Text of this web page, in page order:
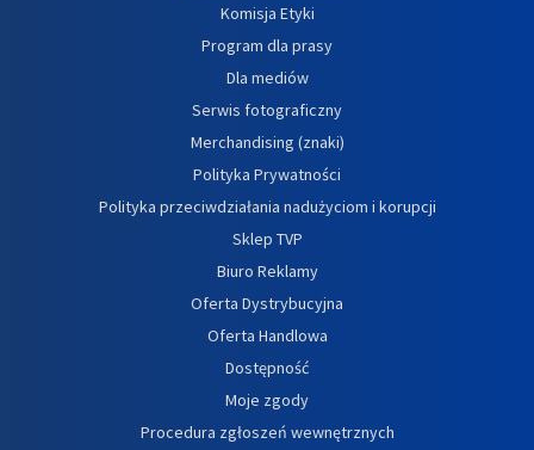
Komisja Etyki
Program dla prasy
Dla mediów
Serwis fotograficzny
Merchandising (znaki)
Polityka Prywatności
Polityka przeciwdziałania nadużyciom i korupcji
Sklep TVP
Biuro Reklamy
Oferta Dystrybucyjna
Oferta Handlowa
Dostępność
Moje zgody
Procedura zgłoszeń wewnętrznych